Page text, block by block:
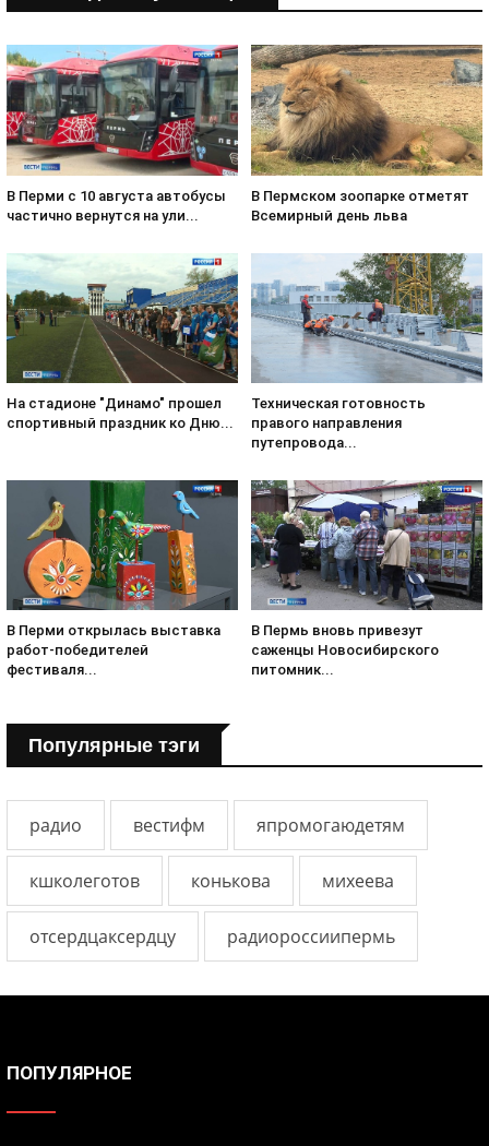
В Перми с 10 августа автобусы
частично вернутся на ули...
В Пермском зоопарке отметят
Всемирный день льва
На стадионе "Динамо" прошел
спортивный праздник ко Дню...
Техническая готовность
правого направления
путепровода...
В Перми открылась выставка
работ-победителей
фестиваля...
В Пермь вновь привезут
саженцы Новосибирского
питомник...
Популярные тэги
радио вестифм япромогаюдетям
кшколеготов конькова михеева
отсердцаксердцу радиороссиипермь
ПОПУЛЯРНОЕ